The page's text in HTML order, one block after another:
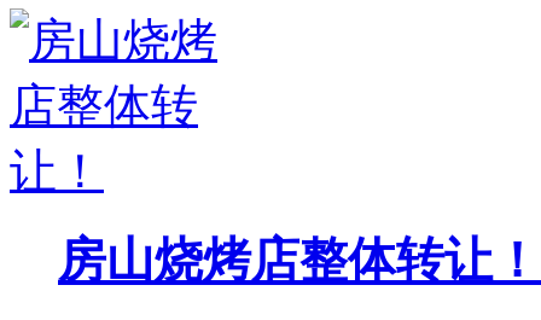
房山烧烤店整体转让！